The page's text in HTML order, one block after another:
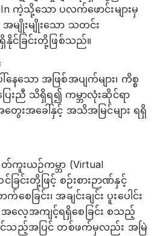
ကဲ့သို့သော ပလက်ဖောင်းများမှ
အမျိုးမျိုးသော သတင်း
င်ခြင်းတို့ဖြစ်သည်။
နေသော အဖြစ်အပျက်များ၊ ကိစ္စ
ြေးညီ သိရှိရ၍ ကမ္ဘာလုံးဆိုင်ရာ
တွေးအခေါ်နှင့် အသိအမြင်များ ရရှိ
စိတ်ကူးယဉ်ကမ္ဘာ (Virtual
ခြင်းတို့ဖြင့် စဉ်းစားဉာဏ်နှင့်
ခြင်း၊ အချင်းချင်း ပူးပေါင်း
ေ့အကျင့်ရရှိစေခြင်း စသည့်
နိုင်သည့်အပြင် တစ်ဖက်မှလည်း အမြဲ